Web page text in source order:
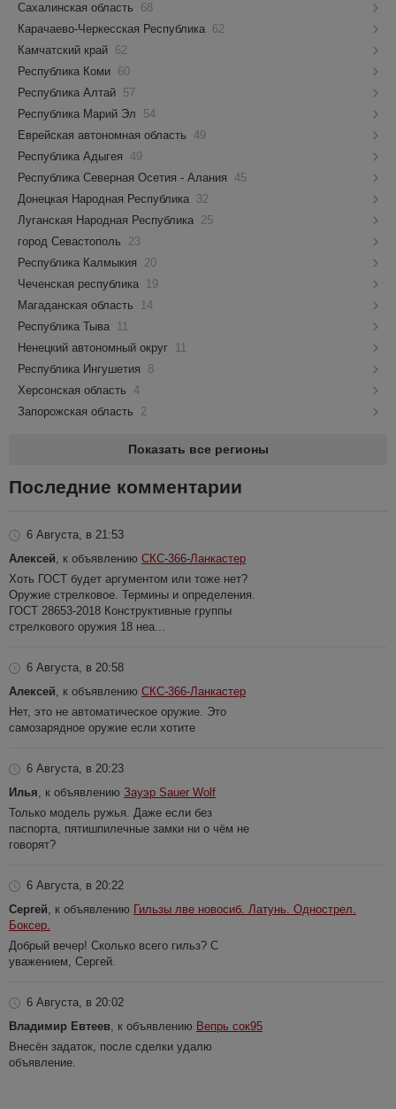
Сахалинская область
68
Карачаево-Черкесская Республика 62
Камчатский край 62
Республика Коми 60
Республика Алтай 57
Республика Марий Эл
54
Еврейская автономная область 49
Республика Адыгея 49
Республика Северная Осетия - Алания 45
Донецкая Народная Республика 32
Луганская Народная Республика 25
город Севастополь
23
Республика Калмыкия
20
Чеченская республика 19
Магаданская область
14
Республика Тыва 11
Ненецкий автономный округ 11
Республика Ингушетия
8
Херсонская область 4
Запорожская область
2
Показать все регионы
Последние комментарии
6 Августа, в 21:53
Алексей , к объявлению СКС-366-Ланкастер
Хоть ГОСТ будет аргументом или тоже нет?
Оружие стрелковое. Термины и определения.
ГОСТ 28653-2018 Конструктивные группы
стрелкового оружия 18 неа...
6 Августа, в 20:58
Алексей , к объявлению СКС-366-Ланкастер
Нет, это не автоматическое оружие. Это
самозарядное оружие если хотите
6 Августа, в 20:23
Илья , к объявлению Зауэр Sauer Wolf
Только модель ружья. Даже если без
паспорта, пятишпилечные замки ни о чём не
говорят?
6 Августа, в 20:22
Сергей , к объявлению Гильзы лве новосиб. Латунь. Однострел.
Боксер.
Добрый вечер! Сколько всего гильз? С
уважением, Сергей.
6 Августа, в 20:02
Владимир Евтеев , к объявлению Вепрь сок95
Внесён задаток, после сделки удалю
объявление.